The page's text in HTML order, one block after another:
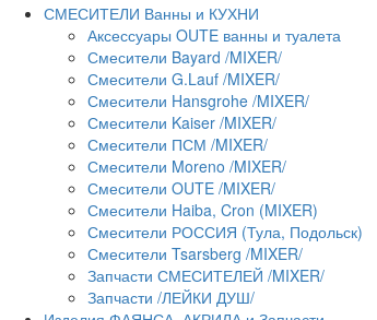
СМЕСИТЕЛИ Ванны и КУХНИ
Аксессуары OUTE ванны и туалета
Смесители Bayard /MIXER/
Смесители G.Lauf /MIXER/
Смесители Hansgrohe /MIXER/
Смесители Kaiser /MIXER/
Смесители ПСМ /MIXER/
Смесители Moreno /MIXER/
Смесители OUTE /MIXER/
Смесители Haiba, Cron (MIXER)
Смесители РОССИЯ (Тула, Подольск)
Смесители Tsarsberg /MIXER/
Запчасти СМЕСИТЕЛЕЙ /MIXER/
Запчасти /ЛЕЙКИ ДУШ/